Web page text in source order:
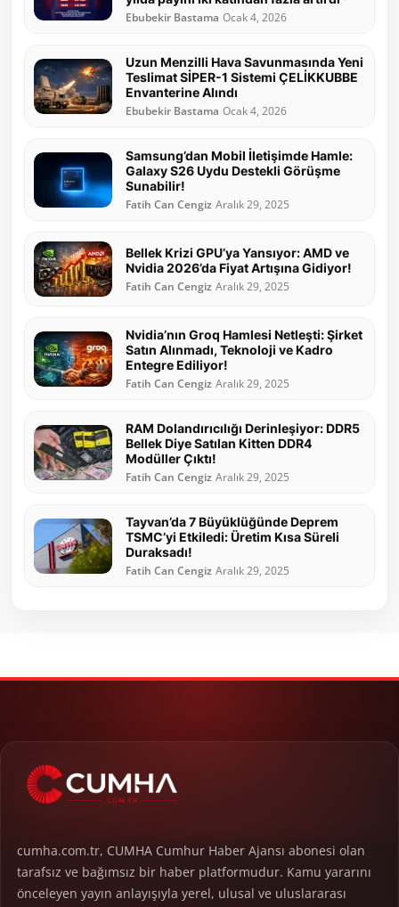
Ebubekir Bastama Ocak 4, 2026
Uzun Menzilli Hava Savunmasında Yeni
Teslimat SİPER-1 Sistemi ÇELİKKUBBE
Envanterine Alındı
Ebubekir Bastama Ocak 4, 2026
Samsung’dan Mobil İletişimde Hamle:
Galaxy S26 Uydu Destekli Görüşme
Sunabilir!
Fatih Can Cengiz Aralık 29, 2025
Bellek Krizi GPU’ya Yansıyor: AMD ve
Nvidia 2026’da Fiyat Artışına Gidiyor!
Fatih Can Cengiz Aralık 29, 2025
Nvidia’nın Groq Hamlesi Netleşti: Şirket
Satın Alınmadı, Teknoloji ve Kadro
Entegre Ediliyor!
Fatih Can Cengiz Aralık 29, 2025
RAM Dolandırıcılığı Derinleşiyor: DDR5
Bellek Diye Satılan Kitten DDR4
Modüller Çıktı!
Fatih Can Cengiz Aralık 29, 2025
Tayvan’da 7 Büyüklüğünde Deprem
TSMC’yi Etkiledi: Üretim Kısa Süreli
Duraksadı!
Fatih Can Cengiz Aralık 29, 2025
cumha.com.tr, CUMHA Cumhur Haber Ajansı abonesi olan
tarafsız ve bağımsız bir haber platformudur. Kamu yararını
önceleyen yayın anlayışıyla yerel, ulusal ve uluslararası